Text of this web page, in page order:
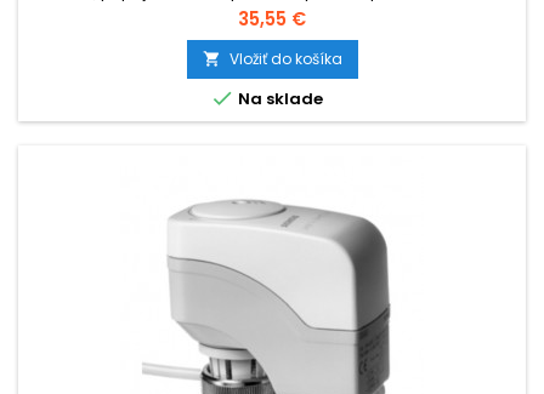
Cena
35,55 €
 Vložiť do košíka
 Na sklade